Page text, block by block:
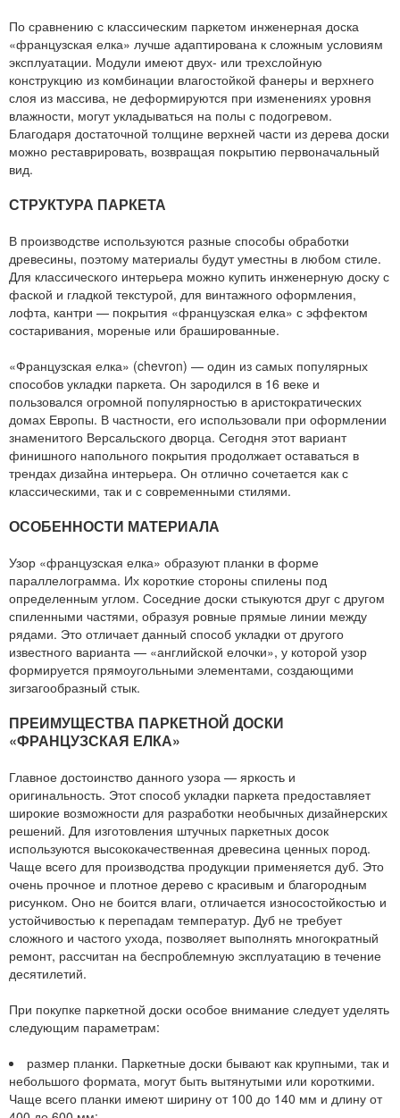
По сравнению с классическим паркетом инженерная доска
«французская елка» лучше адаптирована к сложным условиям
эксплуатации. Модули имеют двух- или трехслойную
конструкцию из комбинации влагостойкой фанеры и верхнего
слоя из массива, не деформируются при изменениях уровня
влажности, могут укладываться на полы с подогревом.
Благодаря достаточной толщине верхней части из дерева доски
можно реставрировать, возвращая покрытию первоначальный
вид.
СТРУКТУРА ПАРКЕТА
В производстве используются разные способы обработки
древесины, поэтому материалы будут уместны в любом стиле.
Для классического интерьера можно купить инженерную доску с
фаской и гладкой текстурой, для винтажного оформления,
лофта, кантри — покрытия «французская елка» с эффектом
состаривания, мореные или брашированные.
«Французская елка» (chevron) — один из самых популярных
способов укладки паркета. Он зародился в 16 веке и
пользовался огромной популярностью в аристократических
домах Европы. В частности, его использовали при оформлении
знаменитого Версальского дворца. Сегодня этот вариант
финишного напольного покрытия продолжает оставаться в
трендах дизайна интерьера. Он отлично сочетается как с
классическими, так и с современными стилями.
ОСОБЕННОСТИ МАТЕРИАЛА
Узор «французская елка» образуют планки в форме
параллелограмма. Их короткие стороны спилены под
определенным углом. Соседние доски стыкуются друг с другом
спиленными частями, образуя ровные прямые линии между
рядами. Это отличает данный способ укладки от другого
известного варианта — «английской елочки», у которой узор
формируется прямоугольными элементами, создающими
зигзагообразный стык.
ПРЕИМУЩЕСТВА ПАРКЕТНОЙ ДОСКИ
«ФРАНЦУЗСКАЯ ЕЛКА»
Главное достоинство данного узора — яркость и
оригинальность. Этот способ укладки паркета предоставляет
широкие возможности для разработки необычных дизайнерских
решений. Для изготовления штучных паркетных досок
используются высококачественная древесина ценных пород.
Чаще всего для производства продукции применяется дуб. Это
очень прочное и плотное дерево с красивым и благородным
рисунком. Оно не боится влаги, отличается износостойкостью и
устойчивостью к перепадам температур. Дуб не требует
сложного и частого ухода, позволяет выполнять многократный
ремонт, рассчитан на беспроблемную эксплуатацию в течение
десятилетий.
При покупке паркетной доски особое внимание следует уделять
следующим параметрам:
размер планки. Паркетные доски бывают как крупными, так и
небольшого формата, могут быть вытянутыми или короткими.
Чаще всего планки имеют ширину от 100 до 140 мм и длину от